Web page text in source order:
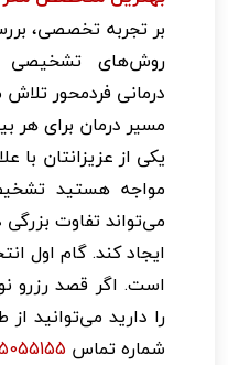
بر تجربه تخصصی،
روش‌های تشخیصی
درمانی فردمحور
مسیر درمان برای هر
یکی از عزیزانتان با
مواجه هستید
می‌تواند تفاوت
ایجاد کند. گام اول
است. اگر قصد رزرو
را دارید می‌توانید از
شماره تماس